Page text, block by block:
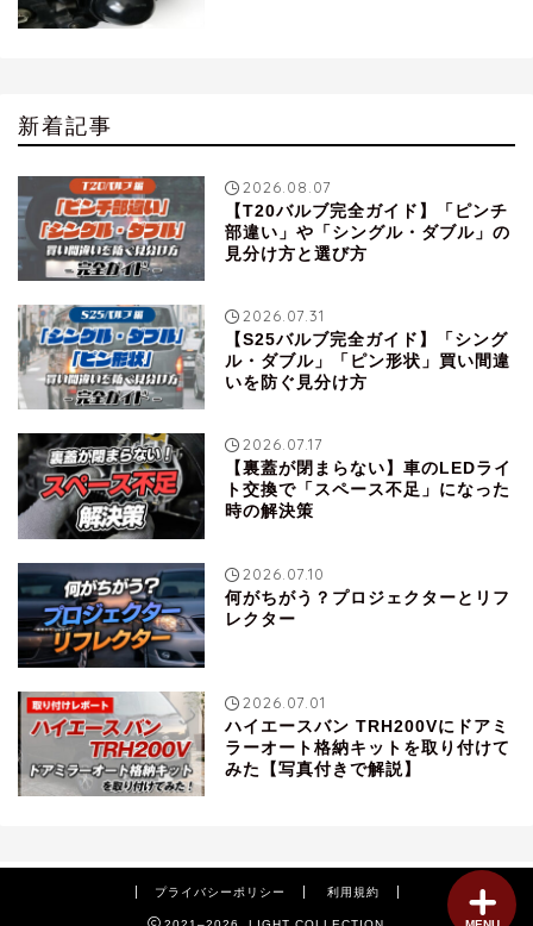
新着記事
2026.08.07
【T20バルブ完全ガイド】「ピンチ
部違い」や「シングル・ダブル」の
見分け方と選び方
2026.07.31
【S25バルブ完全ガイド】「シング
ル・ダブル」「ピン形状」買い間違
いを防ぐ見分け方
2026.07.17
【裏蓋が閉まらない】車のLEDライ
ト交換で「スペース不足」になった
時の解決策
2026.07.10
何がちがう？プロジェクターとリフ
レクター
2026.07.01
ハイエースバン TRH200Vにドアミ
ラーオート格納キットを取り付けて
みた【写真付きで解説】
プライバシーポリシー 利用規約